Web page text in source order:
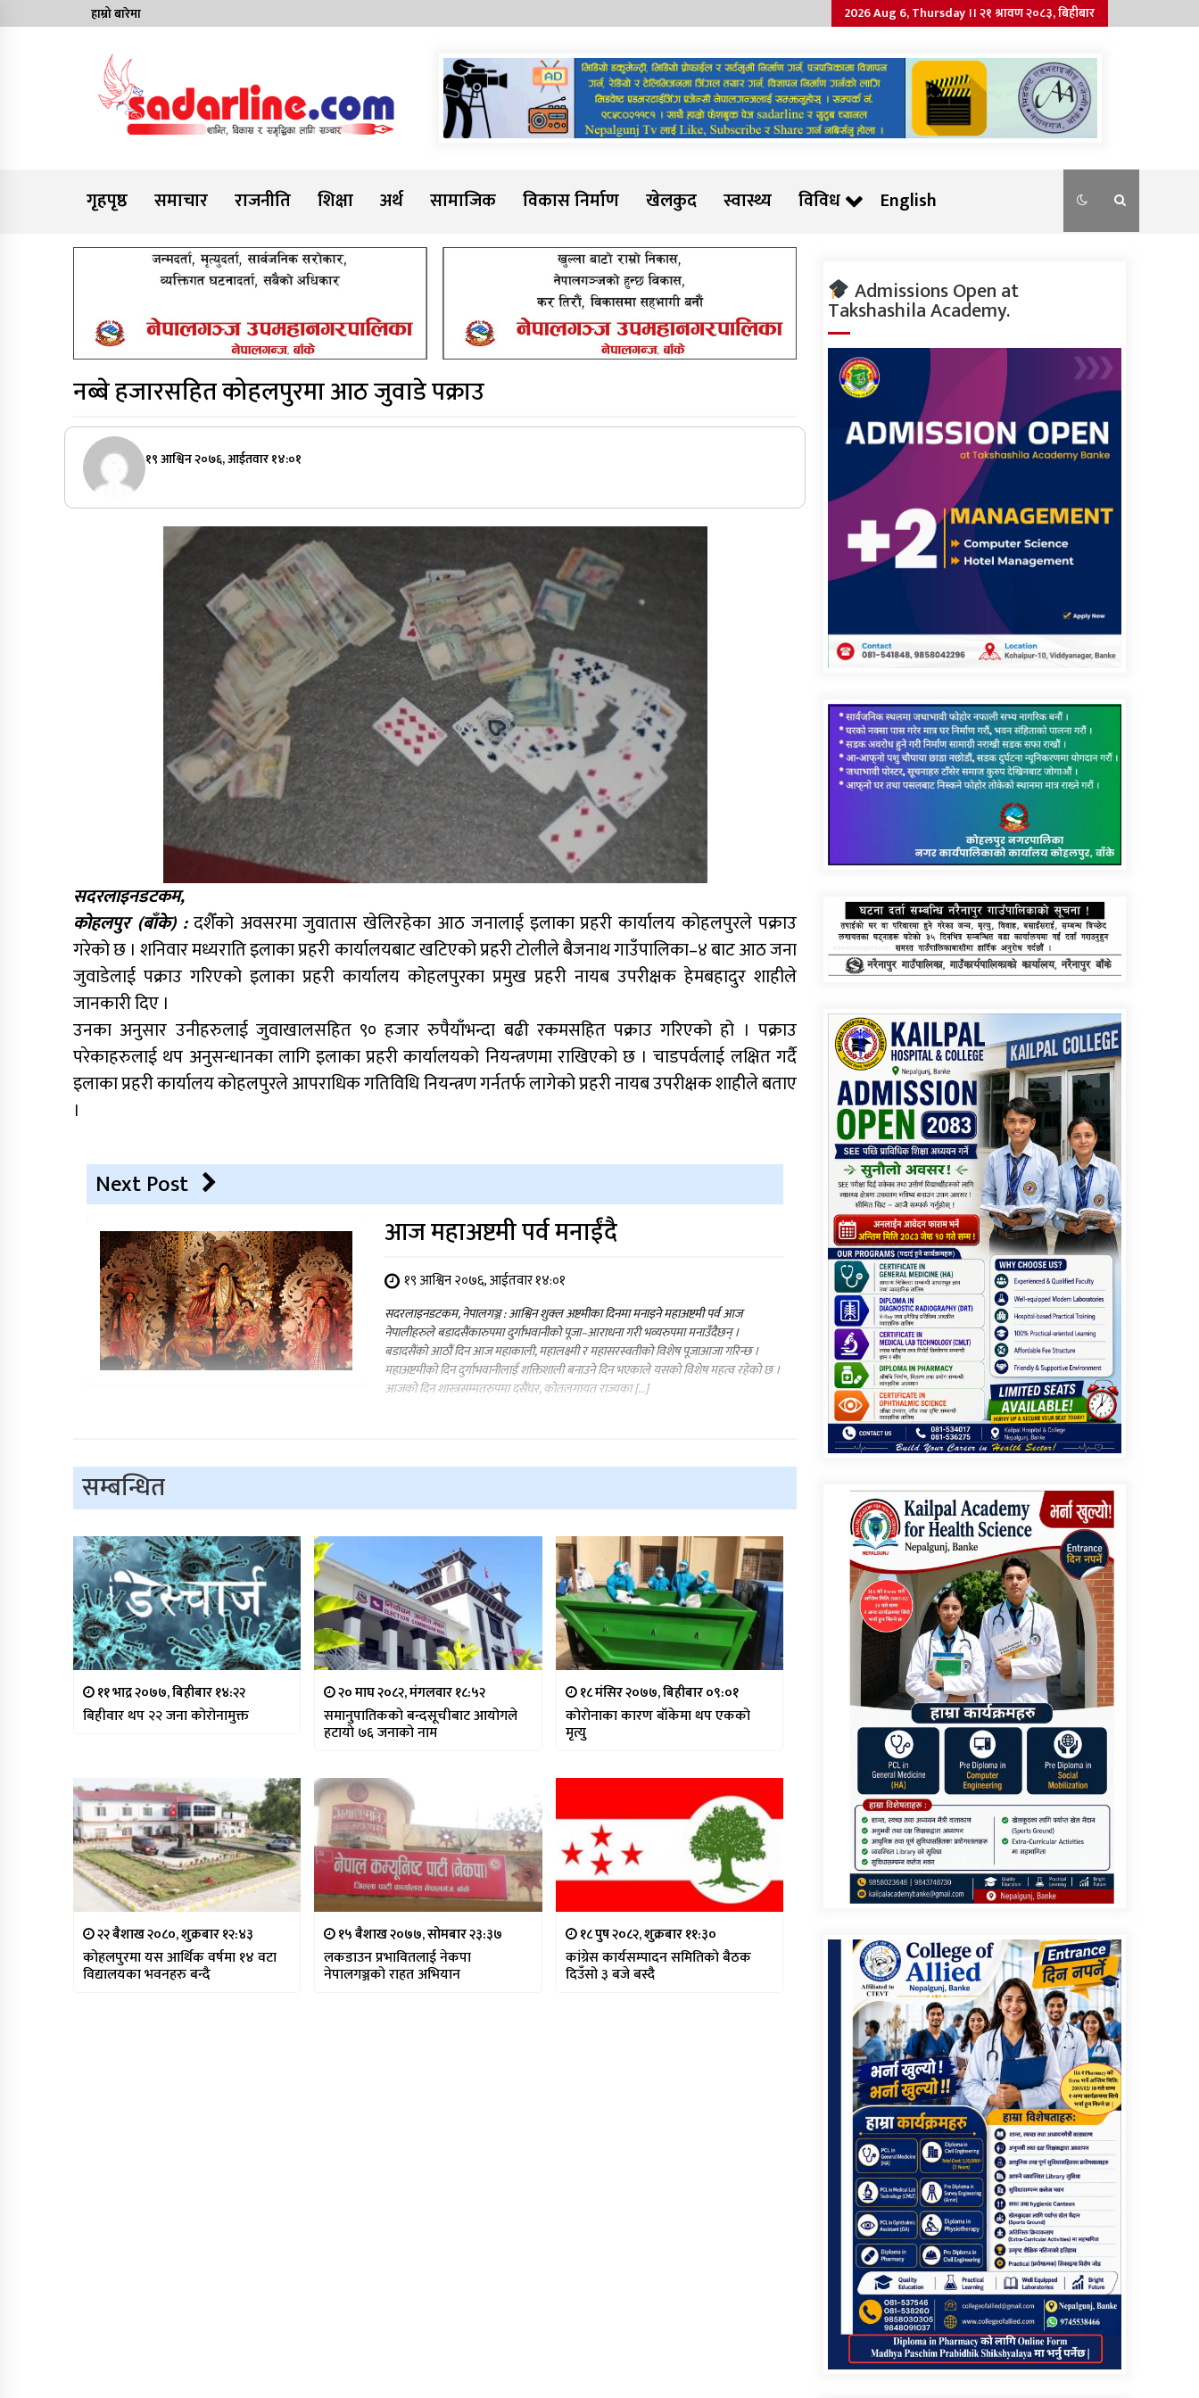
to
हाम्रो बारेमा 2026 Aug 6, Thursday ।। २१ श्रावण २०८३, बिहीबार
Sadarline
गृहपृष्ठ
समाचार राजनीति शिक्षा अर्थ सामाजिक विकास निर्माण खेलकुद स्वास्थ्य विविध English
नब्बे हजारसहित कोहलपुरमा आठ जुवाडे पक्राउ
१९ आश्विन २०७६, आईतवार १४:०१
सदरलाइनडटकम,
कोहलपुर (बाँके) : दशैँको अवसरमा जुवातास खेलिरहेका आठ जनालाई इलाका प्रहरी कार्यालय कोहलपुरले पक्राउ
गरेको छ । शनिवार मध्यराति इलाका प्रहरी कार्यालयबाट खटिएको प्रहरी टोलीले बैजनाथ गाउँपालिका–४ बाट आठ जना
जुवाडेलाई पक्राउ गरिएको इलाका प्रहरी कार्यालय कोहलपुरका प्रमुख प्रहरी नायब उपरीक्षक हेमबहादुर शाहीले
जानकारी दिए ।
उनका अनुसार उनीहरुलाई जुवाखालसहित ९० हजार रुपैयाँभन्दा बढी रकमसहित पक्राउ गरिएको हो । पक्राउ
परेकाहरुलाई थप अनुसन्धानका लागि इलाका प्रहरी कार्यालयको नियन्त्रणमा राखिएको छ । चाडपर्वलाई लक्षित गर्दै
इलाका प्रहरी कार्यालय कोहलपुरले आपराधिक गतिविधि नियन्त्रण गर्नतर्फ लागेको प्रहरी नायब उपरीक्षक शाहीले बताए
।
Next Post
आज महाअष्टमी पर्व मनाईंदै
१९ आश्विन २०७६, आईतवार १४:०१
सदरलाइनडटकम, नेपालगञ्ज : आश्विन शुक्ल अष्टमीका दिनमा मनाइने महाअष्टमी पर्व आज
नेपालीहरुले बडादसैंकारुपमा दुर्गाभवानीको पूजा–आराधना गरी भव्यरुपमा मनाउँदैछन् ।
बडादसैंको आठौं दिन आज महाकाली, महालक्ष्मी र महासरस्वतीको विशेष पूजाआजा गरिन्छ ।
महाअष्टमीको दिन दुर्गाभवानीलाई शक्तिशाली बनाउने दिन भएकाले यसको विशेष महत्व रहेको छ ।
आजको दिन शास्त्रसम्मतरुपमा दसैंघर, कोतलगायत राज्यका […]
सम्बन्धित
११ भाद्र २०७७, बिहीबार १४:२२
बिहीवार थप २२ जना कोरोनामुक्त
२० माघ २०८२, मंगलवार १८:५२
समानुपातिकको बन्दसूचीबाट आयोगले
हटायो ७६ जनाको नाम
१८ मंसिर २०७७, बिहीबार ०९:०१
कोरोनाका कारण बाँकेमा थप एकको
मृत्यु
२२ बैशाख २०८०, शुक्रबार १२:४३
कोहलपुरमा यस आर्थिक वर्षमा १४ वटा
विद्यालयका भवनहरु बन्दै
१५ बैशाख २०७७, सोमबार २३:३७
लकडाउन प्रभावितलाई नेकपा
नेपालगञ्जको राहत अभियान
१८ पुष २०८२, शुक्रबार ११:३०
कांग्रेस कार्यसम्पादन समितिको बैठक
दिउँसो ३ बजे बस्दै
Admissions Open at
Takshashila Academy.